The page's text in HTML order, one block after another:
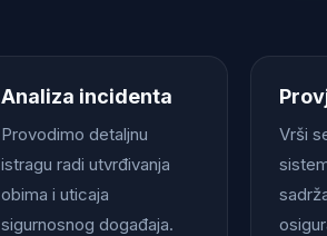
Analiza incidenta
Provodimo detaljnu
istragu radi utvrđivanja
obima i uticaja
sigurnosnog događaja.
Vrši